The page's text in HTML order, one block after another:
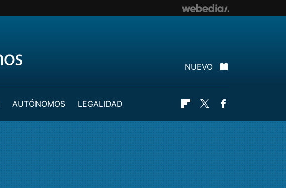
NUEVO
AUTÓNOMOS
LEGALIDAD
Flipboard
Twitter